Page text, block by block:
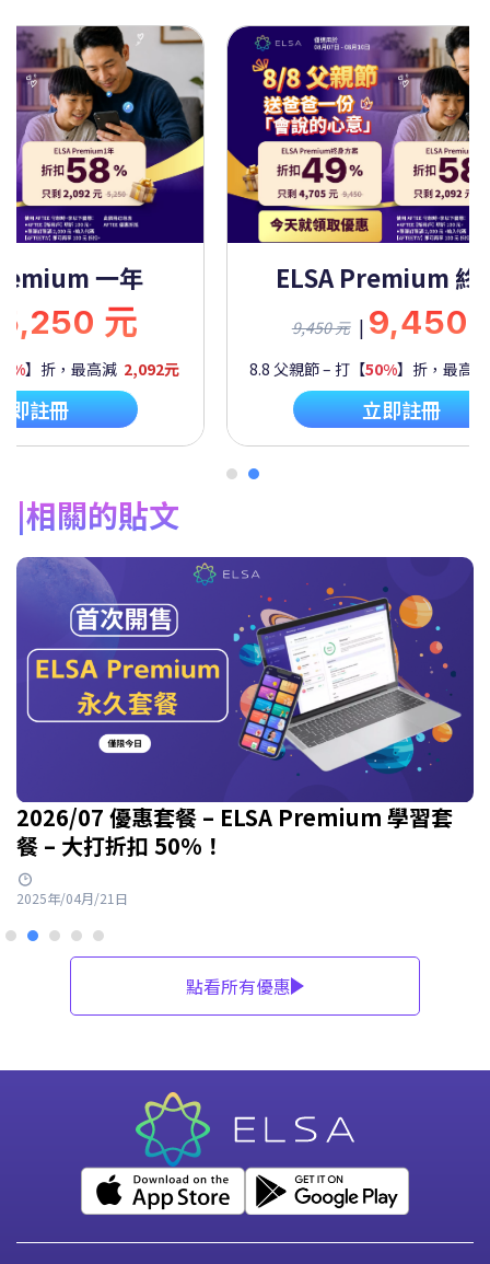
一年
元
】折，最高減 2,092元
即註冊
ELSA Premium 終
9,450 元 | 9,450
8.8 父親節 – 打【50%】折，最高
立即註冊
相關的貼文
2026/07 優惠套餐 – ELSA Premium 學習套
餐 – 大打折扣 50%！
2025年/04月/21日
點看所有優惠